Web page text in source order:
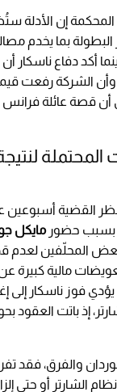
المحكمة إن الأدلة
البطولة بما يخدم
أكد دفاع ناسكار
الشركة رفعت قيمة
أن قصة عائلة
المحتملة
القضية
بسبب حضورمايكل
المحلّفين لعدم
مالية كبيرة
إذ باتت العقود
والفرق، فقد
الشارتر أو حتى